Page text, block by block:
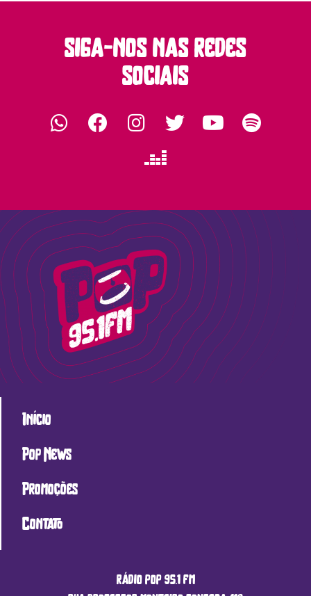
siga-nos nas redes
sociais
Início
Pop News
Promoções
Contato
rádio pop 95.1 fm